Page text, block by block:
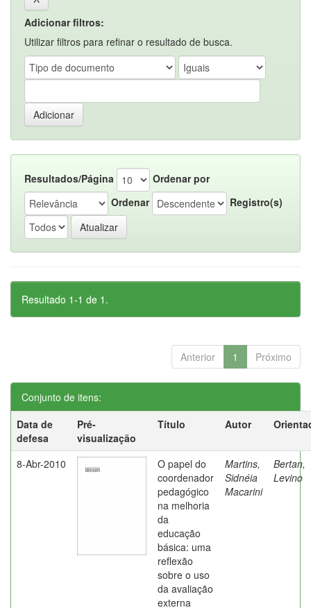
Adicionar filtros:
Utilizar filtros para refinar o resultado de busca.
Resultados/Página
Ordenar por
Ordenar
Registro(s)
Resultado 1-1 de 1.
Anterior 1 Próximo
Conjunto de itens:
Data de
defesa
Pré-
visualização
Título Autor
8-Abr-2010
O papel do
coordenador
pedagógico
na melhoria
da
educação
básica: uma
reflexão
sobre o uso
da avaliação
externa
Martins,
Sidnéia
Macarini
Bertan,
Levino